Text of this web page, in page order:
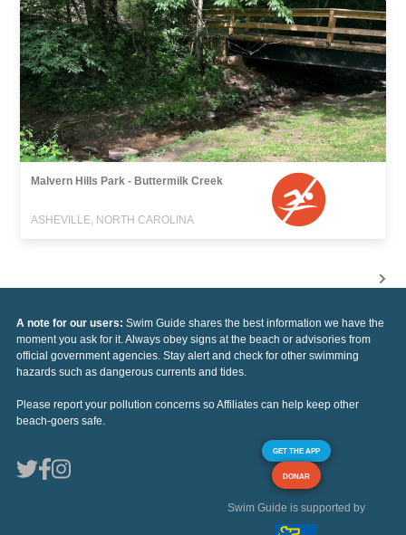
Malvern Hills Park - Buttermilk Creek
ASHEVILLE, NORTH CAROLINA
A note for our users: Swim Guide shares the best information we have the
moment you ask for it. Always obey signs at the beach or advisories from
official government agencies. Stay alert and check for other swimming
hazards such as dangerous currents and tides.
Please report your pollution concerns so Affiliates can help keep other
beach-goers safe.
GET THE APP
DONAR
Swim Guide is supported by